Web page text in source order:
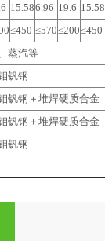
15.586.96 19.6 15.58
≤450 ≤570≤200≤450
蒸汽等
钒钢
钒钢＋堆焊硬质合金
钒钢＋堆焊硬质合金
钒钢